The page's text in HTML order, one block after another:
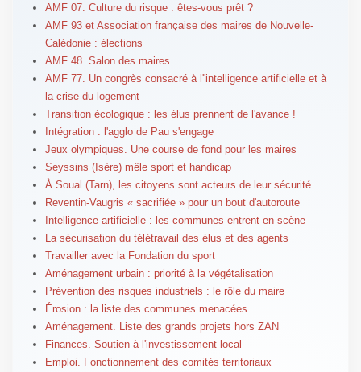
AMF 07. Culture du risque : êtes-vous prêt ?
AMF 93 et Association française des maires de Nouvelle-
Calédonie : élections
AMF 48. Salon des maires
AMF 77. Un congrès consacré à l''intelligence artificielle et à
la crise du logement
Transition écologique : les élus prennent de l'avance !
Intégration : l'agglo de Pau s'engage
Jeux olympiques. Une course de fond pour les maires
Seyssins (Isère) mêle sport et handicap
À Soual (Tarn), les citoyens sont acteurs de leur sécurité
Reventin-Vaugris « sacrifiée » pour un bout d'autoroute
Intelligence artificielle : les communes entrent en scène
La sécurisation du télétravail des élus et des agents
Travailler avec la Fondation du sport
Aménagement urbain : priorité à la végétalisation
Prévention des risques industriels : le rôle du maire
Érosion : la liste des communes menacées
Aménagement. Liste des grands projets hors ZAN
Finances. Soutien à l'investissement local
Emploi. Fonctionnement des comités territoriaux